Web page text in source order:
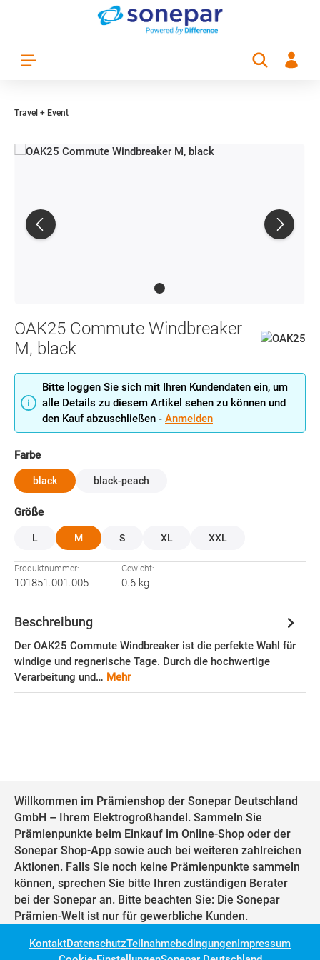
Zum Hauptinhalt springen
Travel + Event
OAK25 Commute Windbreaker
M, black
Bitte loggen Sie sich mit Ihren Kundendaten ein, um
alle Details zu diesem Artikel sehen zu können und
den Kauf abzuschließen - Anmelden
Farbeauswählen
black black-peach
Größeauswählen
L M S XL XXL
Produktnummer:
101851.001.005
Gewicht:
0.6 kg
Beschreibung
Der OAK25 Commute Windbreaker ist die perfekte Wahl für
windige und regnerische Tage. Durch die hochwertige
Verarbeitung und… Mehr
Willkommen im Prämienshop der Sonepar Deutschland
GmbH – Ihrem Elektrogroßhandel. Sammeln Sie
Prämienpunkte beim Einkauf im Online-Shop oder der
Sonepar Shop-App sowie auch bei weiteren zahlreichen
Aktionen. Falls Sie noch keine Prämienpunkte sammeln
können, sprechen Sie bitte Ihren zuständigen Berater
bei der Sonepar an. Bitte beachten Sie: Die Sonepar
Prämien-Welt ist nur für gewerbliche Kunden.
KontaktDatenschutzTeilnahmebedingungenImpressum